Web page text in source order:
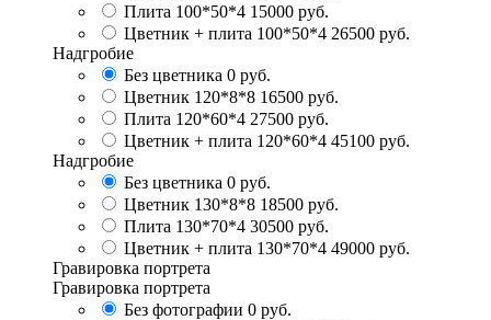
Плита 100*50*4 15000 руб.
Цветник + плита 100*50*4 26500 руб.
Надгробие
Без цветника 0 руб.
Цветник 120*8*8 16500 руб.
Плита 120*60*4 27500 руб.
Цветник + плита 120*60*4 45100 руб.
Надгробие
Без цветника 0 руб.
Цветник 130*8*8 18500 руб.
Плита 130*70*4 30500 руб.
Цветник + плита 130*70*4 49000 руб.
Гравировка портрета
Гравировка портрета
Без фотографии 0 руб.